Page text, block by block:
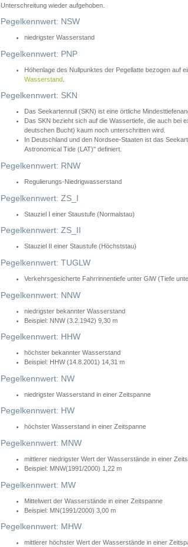
Unterschreitung wieder aufgehoben.
Pegelkennwert: NSW
niedrigster Wasserstand
Pegelkennwert: PNP
Höhenlage des Nullpunktes der Pegellatte bezogen auf
Wasserstand
Pegelkennwert: SKN
Das Seekartennull (SKN) ist eine örtliche
Das SKN bezieht sich auf die Wassertiefe, die auch bei
deutschen Bucht) kaum noch unterschritten wird.
In Deutschland und den Nordsee-Staaten ist das
Astronomical Tide (LAT)" definiert.
Pegelkennwert: RNW
Regulierungs-Niedrigwasserstand
Pegelkennwert: ZS_I
Stauziel I einer Staustufe (Normalstau)
Pegelkennwert: ZS_II
Stauziel II einer Staustufe (Höchststau)
Pegelkennwert: TUGLW
Verkehrsgesicherte Fahrrinnentiefe unter GlW (Tiefe
Pegelkennwert: NNW
niedrigster bekannter Wasserstand
Beispiel: NNW (3.2.1942) 9,30 m
Pegelkennwert: HHW
höchster bekannter Wasserstand
Beispiel: HHW (14.8.2001) 14,31 m
Pegelkennwert: NW
niedrigster Wasserstand in einer Zeitspanne
Pegelkennwert: HW
höchster Wasserstand in einer Zeitspanne
Pegelkennwert: MNW
mittlerer niedrigster Wert der Wasserstände in einer
Beispiel: MNW(1991/2000) 1,22 m
Pegelkennwert: MW
Mittelwert der Wasserstände in einer Zeitspanne
Beispiel: MN(1991/2000) 3,00 m
Pegelkennwert: MHW
mittlerer höchster Wert der Wasserstände in einer